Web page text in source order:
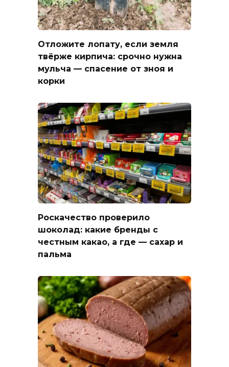
Отложите лопату, если земля
твёрже кирпича: срочно нужна
мульча — спасение от зноя и
корки
Роскачество проверило
шоколад: какие бренды с
честным какао, а где — сахар и
пальма